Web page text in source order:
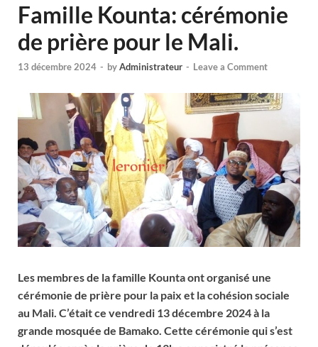
Famille Kounta: cérémonie
de prière pour le Mali.
13 décembre 2024 - byAdministrateur - Leave a Comment
Les membres de la famille Kounta ont organisé une
cérémonie de prière pour la paix et la cohésion sociale
au Mali. C’était ce vendredi 13 décembre 2024 à la
grande mosquée de Bamako. Cette cérémonie qui s’est